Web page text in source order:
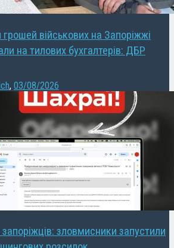
грошей військових на Запоріжжі
на тилових бухгалтерів: ДБР
, 03/08/2026
зловмисники запустили